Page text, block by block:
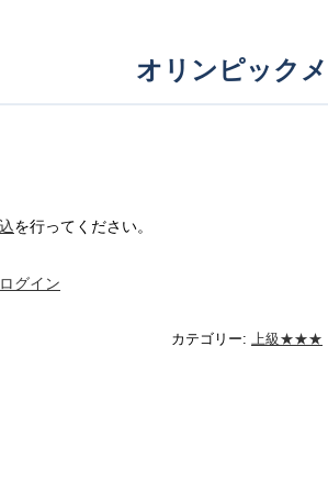
オリンピック
を行ってください。
ログイン
カテゴリー: 上級★★★